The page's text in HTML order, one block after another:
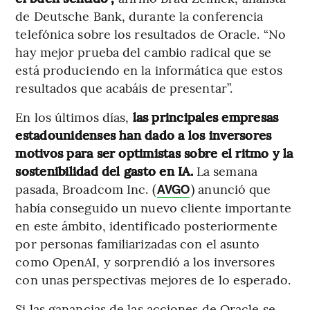
de Deutsche Bank, durante la conferencia
telefónica sobre los resultados de Oracle. “No
hay mejor prueba del cambio radical que se
está produciendo en la informática que estos
resultados que acabáis de presentar”.
En los últimos días, las principales empresas
estadounidenses han dado a los inversores
motivos para ser optimistas sobre el ritmo y la
sostenibilidad del gasto en IA.La semana
pasada, Broadcom Inc. (AVGO) anunció que
había conseguido un nuevo cliente importante
en este ámbito, identificado posteriormente
por personas familiarizadas con el asunto
como OpenAI, y sorprendió a los inversores
con unas perspectivas mejores de lo esperado.